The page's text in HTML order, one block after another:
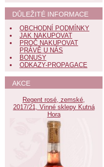
DŮLEŽITÉ INFORMACE
OBCHODNÍ PODMÍNKY
JAK NAKUPOVAT
PROČ NAKUPOVAT
PRÁVĚ U NÁS
BONUSY
ODKAZY-PROPAGACE
AKCE
Regent rosé, zemské,
2017/21, Vinné sklepy Kutná
Hora